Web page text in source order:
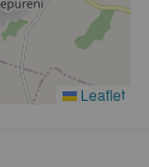
Leaflet